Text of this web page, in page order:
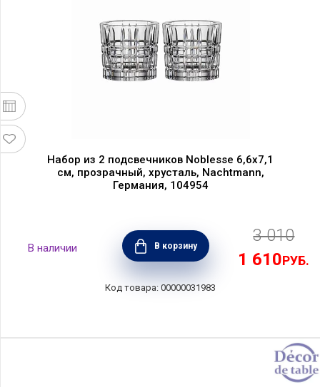
Набор из 2 подсвечников Noblesse 6,6х7,1
см, прозрачный, хрусталь, Nachtmann,
Германия, 104954
В корзину
3 010
1 610РУБ.
00000031983